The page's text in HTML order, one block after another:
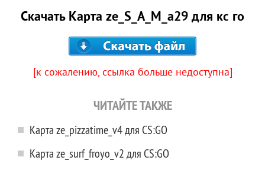
Скачать Карта ze_S_A_M_a29 для кс го
[к сожалению, ссылка больше недоступна]
ЧИТАЙТЕ ТАКЖЕ
Карта ze_pizzatime_v4 для CS:GO
Карта ze_surf_froyo_v2 для CS:GO